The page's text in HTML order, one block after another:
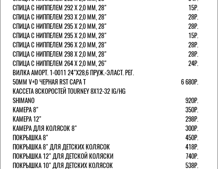
СПИЦА С НИППЕЛЕМ 292 Х 2,0 ММ, 28"
15Р.
СПИЦА С НИППЕЛЕМ 293 Х 2,0 ММ, 28"
28Р.
СПИЦА С НИППЕЛЕМ 295 Х 2,0 ММ, 28"
28Р.
СПИЦА С НИППЕЛЕМ 295 Х 2,0 ММ, 28"
15Р.
СПИЦА С НИППЕЛЕМ 296 Х 2,0 ММ, 28"
28Р.
СПИЦА С НИППЕЛЕМ 298 Х 2,0 ММ, 28"
28Р.
СПИЦА С НИППЕЛЕМ 264 Х 2,0 ММ, 26"
24Р.
ВИЛКА АМОРТ. 1-0011 24"Х28,6 ПРУЖ.-ЭЛАСТ. РЕГ.
50ММ V+D ЧЕРНАЯ RST CAPA Т
6 680Р.
КАССЕТА 8СКОРОСТЕЙ TOURNEY 8Х12-32 IG/HG
SHIMANO
920Р.
КАМЕРА 8"
350Р.
КАМЕРА 12"
298Р.
КАМЕРА ДЛЯ КОЛЯСОК 8"
300Р.
ПОКРЫШКА 8"
450Р.
ПОКРЫШКА 8" ДЛЯ ДЕТСКИХ КОЛЯСОК
418Р.
ПОКРЫШКА 12" ДЛЯ ДЕТСКОЙ КОЛЯСКИ
740Р.
ПОКРЫШКА 10" ДЛЯ ДЕТСКИХ КОЛЯСОК
538Р.